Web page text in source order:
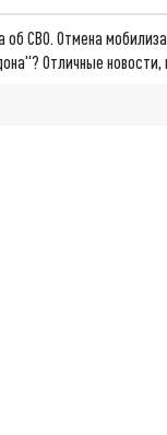
об СВО. Отмена
Отличные